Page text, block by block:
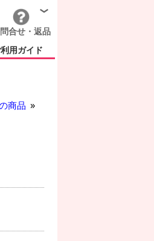
合せ・返品
用ガイド
商品